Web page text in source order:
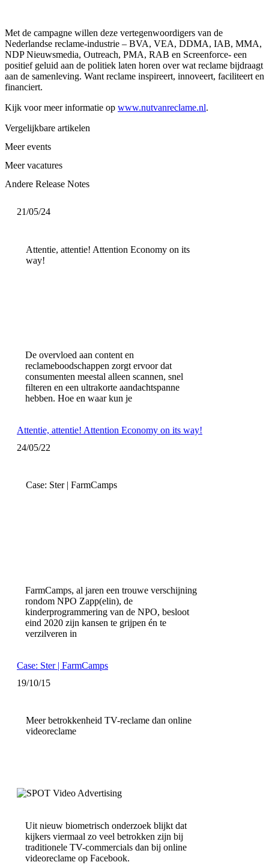
Met de campagne willen deze vertegenwoordigers van de
Nederlandse reclame-industrie – BVA, VEA, DDMA, IAB, MMA,
NDP Nieuwsmedia, Outreach, PMA, RAB en Screenforce- een
positief geluid aan de politiek laten horen over wat reclame bijdraagt
aan de samenleving. Want reclame inspireert, innoveert, faciliteert en
financiert.
Kijk voor meer informatie op www.nutvanreclame.nl.
Vergelijkbare artikelen
Meer events
Meer vacatures
Andere Release Notes
21/05/24
Attentie, attentie! Attention Economy on its
way!
De overvloed aan content en
reclameboodschappen zorgt ervoor dat
consumenten meestal alleen scannen, snel
filteren en een ultrakorte aandachtspanne
hebben. Hoe en waar kun je
Attentie, attentie! Attention Economy on its way!
24/05/22
Case: Ster | FarmCamps
FarmCamps, al jaren een trouwe verschijning
rondom NPO Zapp(elin), de
kinderprogrammering van de NPO, besloot
eind 2020 zijn kansen te grijpen én te
verzilveren in
Case: Ster | FarmCamps
19/10/15
Meer betrokkenheid TV-reclame dan online
videoreclame
Uit nieuw biometrisch onderzoek blijkt dat
kijkers viermaal zo veel betrokken zijn bij
traditionele TV-commercials dan bij online
videoreclame op Facebook.